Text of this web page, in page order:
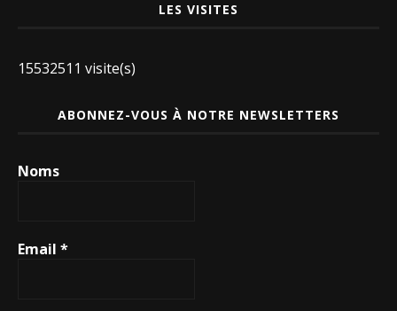
LES VISITES
15532511 visite(s)
ABONNEZ-VOUS À NOTRE NEWSLETTERS
Noms
Email *